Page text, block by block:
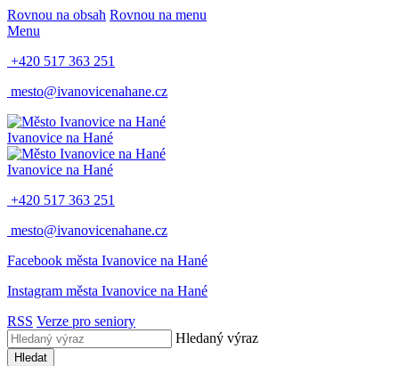
Rovnou na obsah Rovnou na menu
Menu
+420 517 363 251
mesto@ivanovicenahane.cz
Ivanovice na Hané
Ivanovice na Hané
+420 517 363 251
mesto@ivanovicenahane.cz
Facebook města Ivanovice na Hané
Instagram města Ivanovice na Hané
RSS Verze pro seniory
Hledaný výraz
Hledat